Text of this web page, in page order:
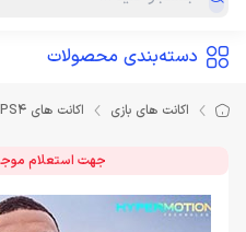
دسته‌بندی محصولات
اکانت های بازی اکانت های PS4 و PS5
جهت استعلام